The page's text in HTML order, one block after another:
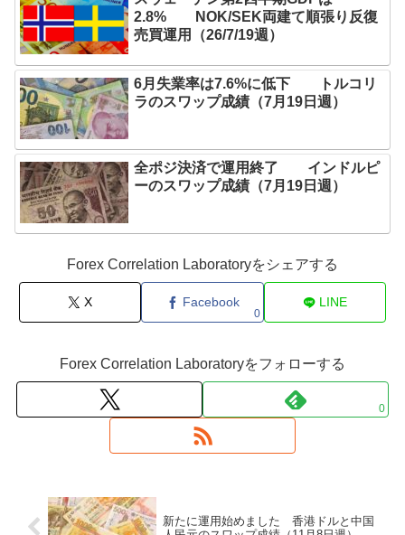
2.8% NOK/SEK両建て順張り反復
売買運用（26/7/19週）
6月失業率は7.6%に低下 トルコリ
ラのスワップ成績（7月19日週）
全ポジ決済で運用終了 インドルピ
ーのスワップ成績（7月19日週）
Forex Correlation Laboratoryをシェアする
X Facebook
0
LINE
Forex Correlation Laboratoryをフォローする
0
新たに運用始めました 香港ドルと中国